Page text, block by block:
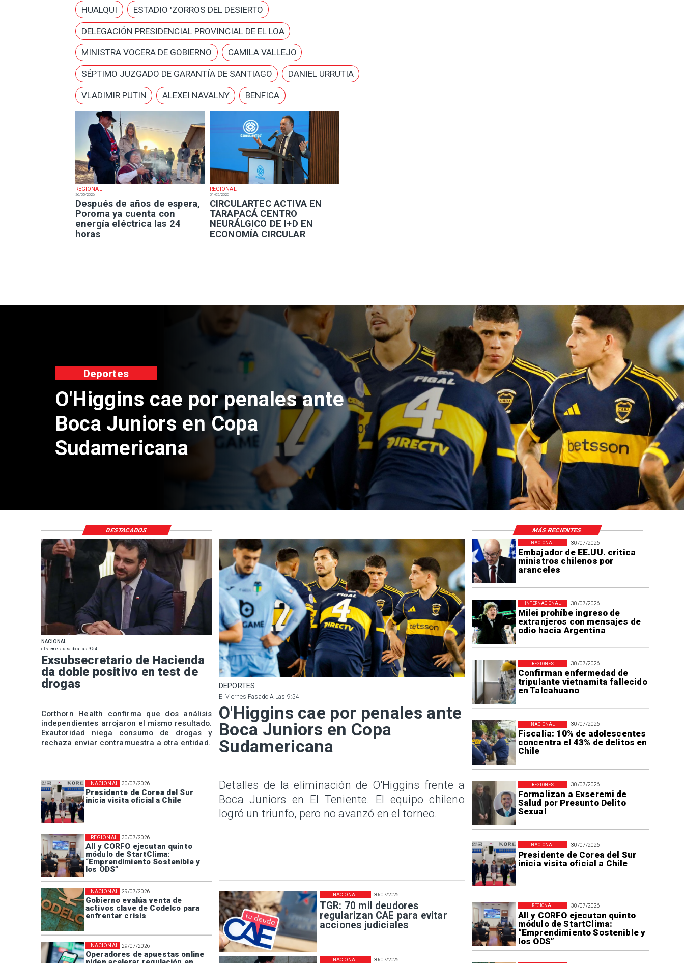
REGIONAL
26/05/2026
Después de años de espera,
Poroma ya cuenta con
energía eléctrica las 24
horas
REGIONAL
01/05/2026
​CIRCULARTEC ACTIVA EN
TARAPACÁ CENTRO
NEURÁLGICO DE I+D EN
ECONOMÍA CIRCULAR
HUALQUI ESTADIO 'ZORROS DEL DESIERTO
DELEGACIÓN PRESIDENCIAL PROVINCIAL DE EL LOA
MINISTRA VOCERA DE GOBIERNO CAMILA VALLEJO
SÉPTIMO JUZGADO DE GARANTÍA DE SANTIAGO DANIEL URRUTIA
VLADIMIR PUTIN ALEXEI NAVALNY BENFICA
Exsubsecretario de Hacienda da
doble positivo en test de drogas
nacional
30/07/2026
Embajador de EE.UU. critica
ministros chilenos por
aranceles
NACIONAL
30/07/2026
Milei prohíbe ingreso de
extranjeros con mensajes de
odio hacia Argentina
INTERNACIONAL
30/07/2026
Confirman enfermedad de
tripulante vietnamita fallecido
en Talcahuano
REGIONES
30/07/2026
Fiscalía: 10% de adolescentes
concentra el 43% de delitos en
Chile
NACIONAL
30/07/2026
Formalizan a Exseremi de
Salud por Presunto Delito
Sexual
REGIONES
30/07/2026
Presidente de Corea del Sur
inicia visita oficial a Chile
NACIONAL
30/07/2026
AII y CORFO ejecutan quinto
módulo de StartClima:
“Emprendimiento Sostenible y
los ODS”
REGIONAL
30/07/2026
Presidente de Corea del Sur
inicia visita oficial a Chile
NACIONAL
30/07/2026
AII y CORFO ejecutan quinto
módulo de StartClima:
“Emprendimiento Sostenible y
los ODS”
REGIONAL
29/07/2026
Gobierno evalúa venta de
activos clave de Codelco para
enfrentar crisis
NACIONAL
29/07/2026
Operadores de apuestas online
NACIONAL
30/07/2026
TGR: 70 mil deudores
regularizan CAE para evitar
acciones judiciales
NACIONAL
30/07/2026
NACIONAL
NACIONAL
el viernes pasado a las 9:54
Exsubsecretario de Hacienda
da doble positivo en test de
drogas
Corthorn Health confirma que dos análisis
independientes arrojaron el mismo resultado.
Exautoridad niega consumo de drogas y
rechaza enviar contramuestra a otra entidad.
DEPORTES
El Viernes Pasado A Las 9:54
O'Higgins cae por penales ante
Boca Juniors en Copa
Sudamericana
Detalles de la eliminación de O'Higgins frente a
Boca Juniors en El Teniente. El equipo chileno
logró un triunfo, pero no avanzó en el torneo.
DESTACADOS MÁS RECIENTES